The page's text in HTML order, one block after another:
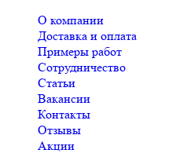
О компании
Доставка и оплата
Примеры работ
Сотрудничество
Статьи
Вакансии
Контакты
Отзывы
Акции